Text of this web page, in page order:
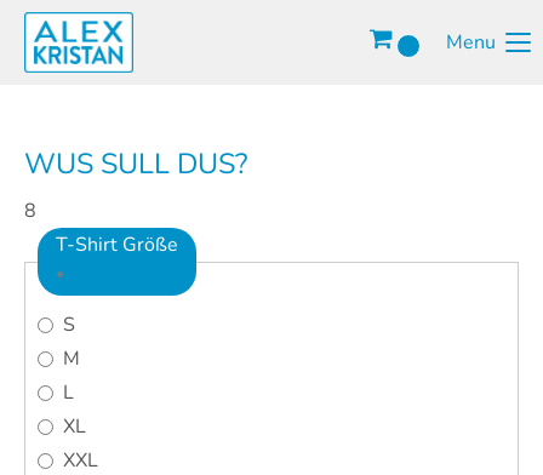
Menu
WUS SULL DUS?
8
T-Shirt Größe
*
S
M
L
XL
XXL